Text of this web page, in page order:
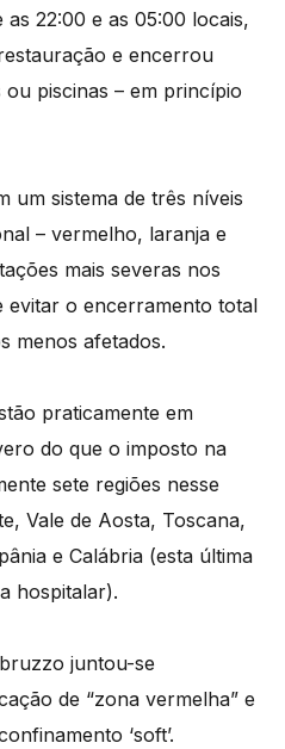
22:00 e as 05:00 locais,
e encerrou
piscinas – em princípio
um sistema de três níveis
– vermelho, laranja e
mais severas nos
evitar o encerramento total
menos afetados.
praticamente em
do que o imposto na
sete regiões nesse
Vale de Aosta, Toscana,
e Calábria (esta última
hospitalar).
juntou-se
de “zona vermelha” e
‘soft’.